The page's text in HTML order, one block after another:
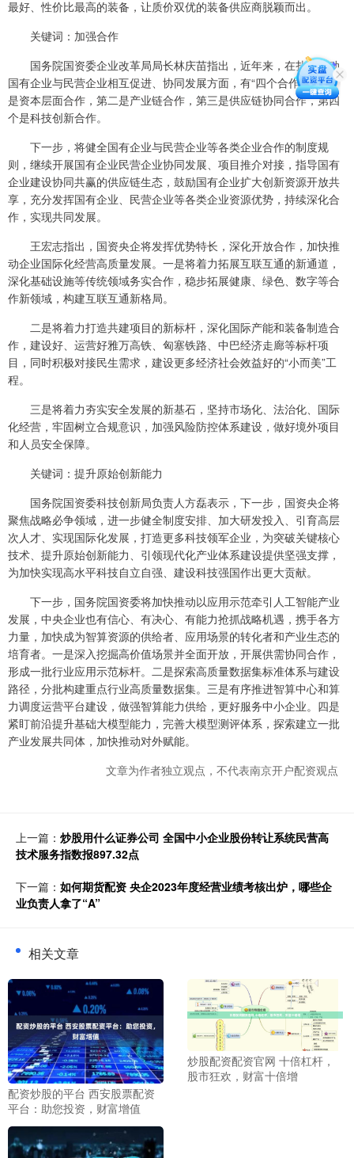
最好、性价比最高的装备，让质价双优的装备供应商脱颖而出。
关键词：加强合作
国务院国资委企业改革局局长林庆苗指出，近年来，在扎实推动
国有企业与民营企业相互促进、协同发展方面，有“四个合作”：第一
是资本层面合作，第二是产业链合作，第三是供应链协同合作，第四
个是科技创新合作。
下一步，将健全国有企业与民营企业等各类企业合作的制度规
则，继续开展国有企业民营企业协同发展、项目推介对接，指导国有
企业建设协同共赢的供应链生态，鼓励国有企业扩大创新资源开放共
享，充分发挥国有企业、民营企业等各类企业资源优势，持续深化合
作，实现共同发展。
王宏志指出，国资央企将发挥优势特长，深化开放合作，加快推
动企业国际化经营高质量发展。一是将着力拓展互联互通的新通道，
深化基础设施等传统领域务实合作，稳步拓展健康、绿色、数字等合
作新领域，构建互联互通新格局。
二是将着力打造共建项目的新标杆，深化国际产能和装备制造合
作，建设好、运营好雅万高铁、匈塞铁路、中巴经济走廊等标杆项
目，同时积极对接民生需求，建设更多经济社会效益好的“小而美”工
程。
三是将着力夯实安全发展的新基石，坚持市场化、法治化、国际
化经营，牢固树立合规意识，加强风险防控体系建设，做好境外项目
和人员安全保障。
关键词：提升原始创新能力
国务院国资委科技创新局负责人方磊表示，下一步，国资央企将
聚焦战略必争领域，进一步健全制度安排、加大研发投入、引育高层
次人才、实现国际化发展，打造更多科技领军企业，为突破关键核心
技术、提升原始创新能力、引领现代化产业体系建设提供坚强支撑，
为加快实现高水平科技自立自强、建设科技强国作出更大贡献。
下一步，国务院国资委将加快推动以应用示范牵引人工智能产业
发展，中央企业也有信心、有决心、有能力抢抓战略机遇，携手各方
力量，加快成为智算资源的供给者、应用场景的转化者和产业生态的
培育者。一是深入挖掘高价值场景并全面开放，开展供需协同合作，
形成一批行业应用示范标杆。二是探索高质量数据集标准体系与建设
路径，分批构建重点行业高质量数据集。三是有序推进智算中心和算
力调度运营平台建设，做强智算能力供给，更好服务中小企业。四是
紧盯前沿提升基础大模型能力，完善大模型测评体系，探索建立一批
产业发展共同体，加快推动对外赋能。
文章为作者独立观点，不代表南京开户配资观点
上一篇： 炒股用什么证券公司 全国中小企业股份转让系统民营高
技术服务指数报897.32点
下一篇： 如何期货配资 央企2023年度经营业绩考核出炉，哪些企
业负责人拿了“A”
相关文章
配资炒股的平台 西安股票配资
平台：助您投资，财富增值
炒股配资配资官网 十倍杠杆，
股市狂欢，财富十倍增